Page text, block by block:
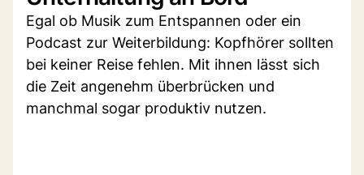
Egal ob Musik zum Entspannen oder ein
Podcast zur Weiterbildung: Kopfhörer sollten
bei keiner Reise fehlen. Mit ihnen lässt sich
die Zeit angenehm überbrücken und
manchmal sogar produktiv nutzen.